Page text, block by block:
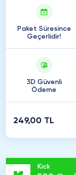
Paket Süresince
Geçerlidir!
3D Güvenli
Ödeme
249,00 TL
Kick